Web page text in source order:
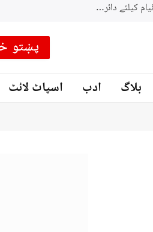
پښتو
بلاگ ادب اسپاٹ لائٹ